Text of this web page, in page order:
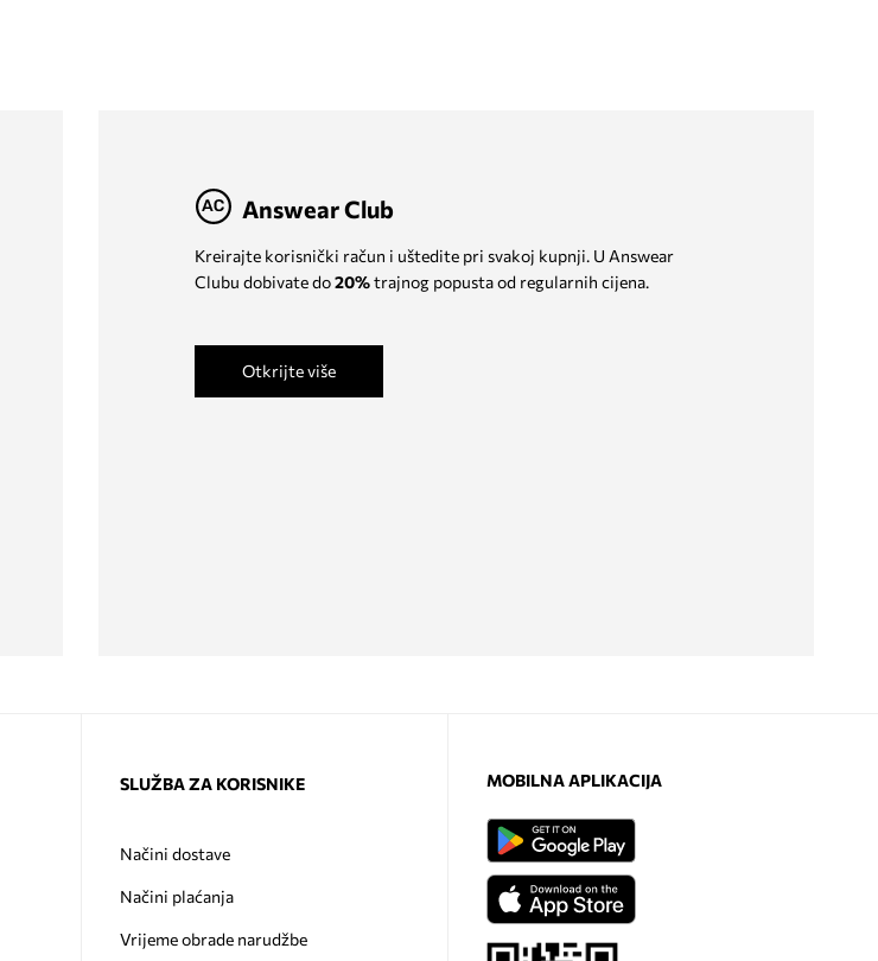
Answear Club
Kreirajte korisnički račun i uštedite pri svakoj kupnji. U Answear
Clubu dobivate do20%trajnog popusta od regularnih cijena.
Otkrijte više
SLUŽBA ZA KORISNIKE
Načini dostave
Načini plaćanja
Vrijeme obrade narudžbe
MOBILNA APLIKACIJA